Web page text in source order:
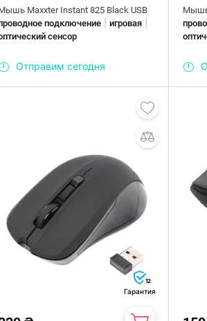
Maxxter Instant 825 Black USB
подключение
игровая
сенсор
Отправим сегодня
Мышь
12
Гарантия